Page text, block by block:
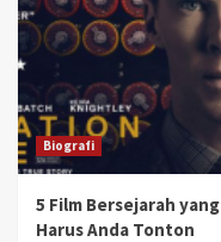
Biografi
5 Film Bersejarah yang
Harus Anda Tonton